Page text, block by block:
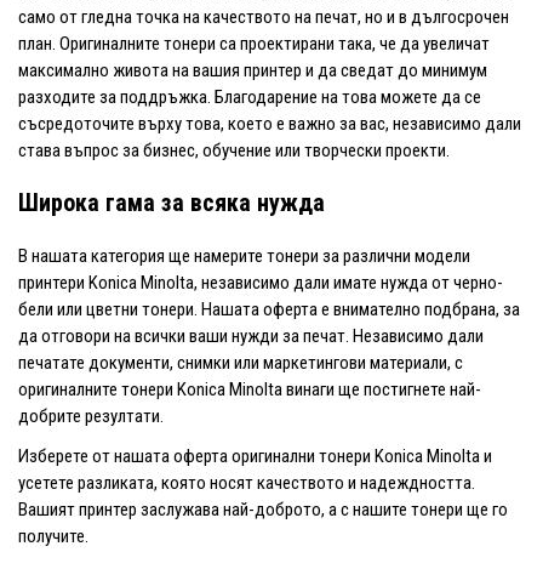
само от гледна точка на качеството на печат, но и в дългосрочен
план. Оригиналните тонери са проектирани така, че да увеличат
максимално живота на вашия принтер и да сведат до минимум
разходите за поддръжка. Благодарение на това можете да се
съсредоточите върху това, което е важно за вас, независимо дали
става въпрос за бизнес, обучение или творчески проекти.
Широка гама за всяка нужда
В нашата категория ще намерите тонери за различни модели
принтери Konica Minolta, независимо дали имате нужда от черно-
бели или цветни тонери. Нашата оферта е внимателно подбрана, за
да отговори на всички ваши нужди за печат. Независимо дали
печатате документи, снимки или маркетингови материали, с
оригиналните тонери Konica Minolta винаги ще постигнете най-
добрите резултати.
Изберете от нашата оферта оригинални тонери Konica Minolta и
усетете разликата, която носят качеството и надеждността.
Вашият принтер заслужава най-доброто, а с нашите тонери ще го
получите.